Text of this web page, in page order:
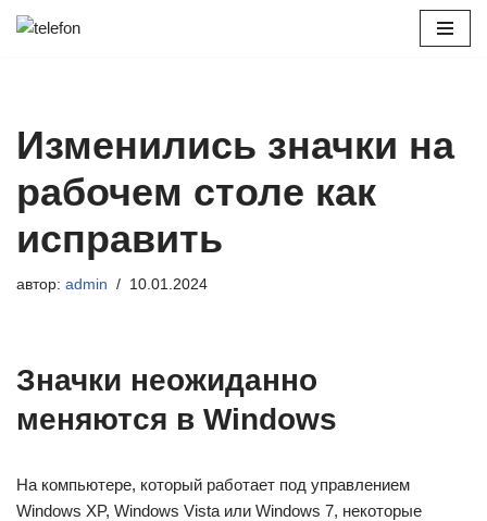
Изменились значки на
рабочем столе как
исправить
автор: admin 10.01.2024
Значки неожиданно
меняются в Windows
На компьютере, который работает под управлением
Windows XP, Windows Vista или Windows 7, некоторые